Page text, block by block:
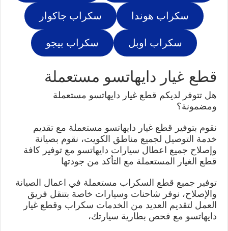
سكراب هوندا سكراب جاكوار
سكراب اوبل سكراب بيجو
قطع غيار دايهاتسو مستعملة
هل تتوفر لديكم قطع غيار دايهاتسو مستعملة
ومضمونة؟
نقوم بتوفير قطع غيار دايهاتسو مستعملة مع تقديم
خدمة التوصيل لجميع مناطق الكويت، نقوم بصيانة
وإصلاح جميع اعطال سيارات دايهاتسو مع توفير كافة
قطع الغيار المستعملة مع التأكد من جودتها
توفير جميع قطع السكراب مستعملة في اعمال الصيانة
والإصلاح، نوفر شاحنات وسيارات خاصة بتنقل فريق
العمل لتقديم العديد من الخدمات سكراب وقطع غيار
دايهاتسو مع فحص بطارية سيارتك،